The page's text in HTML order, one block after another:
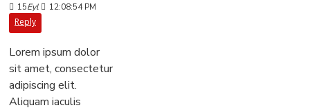
15Eyl 12:08:54 PM
Reply
Lorem ipsum dolor
sit amet, consectetur
adipiscing elit.
Aliquam iaculis